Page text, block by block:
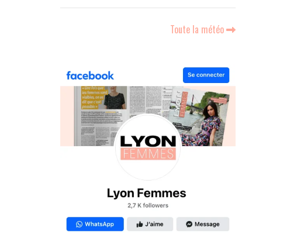
Toute la météo